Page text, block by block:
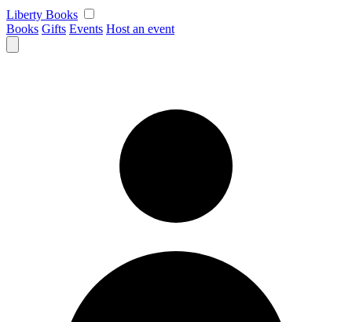
Skip
to
content
Liberty Books
Books Gifts Events Host an event